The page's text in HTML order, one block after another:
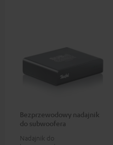
Bezprzewodowy nadajnik
do subwoofera
Nadajnik do